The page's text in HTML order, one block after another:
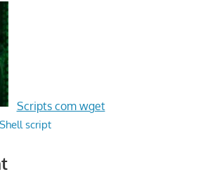
Scripts com wget
Shell script